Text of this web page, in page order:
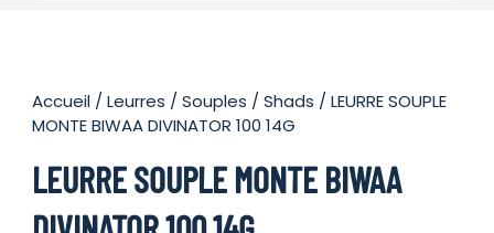
Accueil /Leurres /Souples /Shads / LEURRE SOUPLE
MONTE BIWAA DIVINATOR 100 14G
LEURRE SOUPLE MONTE BIWAA